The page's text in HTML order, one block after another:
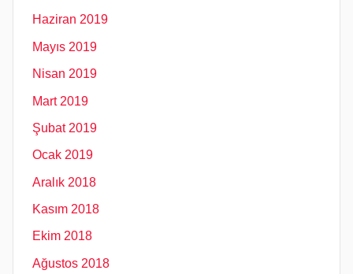
Haziran 2019
Mayıs 2019
Nisan 2019
Mart 2019
Şubat 2019
Ocak 2019
Aralık 2018
Kasım 2018
Ekim 2018
Ağustos 2018